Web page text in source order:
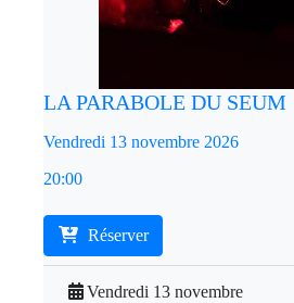
LA PARABOLE DU SEUM
Vendredi 13 novembre 2026
20:00
Réserver
Vendredi 13 novembre